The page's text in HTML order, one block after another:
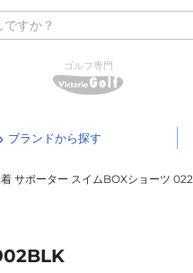
ゴルフ専門
ブランド
サポーター スイムBOXショーツ